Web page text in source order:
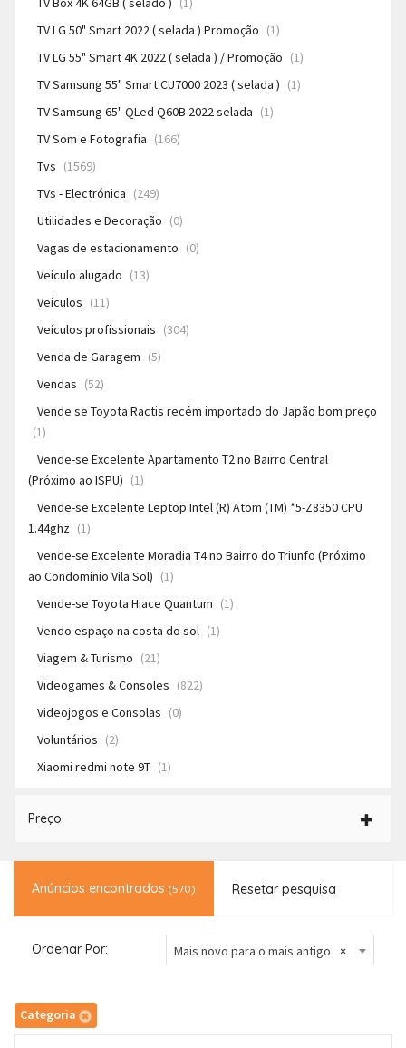
TV LG 50" Smart 2022 ( selada ) Promoção (1)
TV LG 55" Smart 4K 2022 ( selada ) / Promoção (1)
TV Samsung 55" Smart CU7000 2023 ( selada ) (1)
TV Samsung 65" QLed Q60B 2022 selada (1)
TV Som e Fotografia (166)
Tvs (1569)
TVs - Electrónica (249)
Utilidades e Decoração (0)
Vagas de estacionamento (0)
Veículo alugado (13)
Veículos (11)
Veículos profissionais (304)
Venda de Garagem (5)
Vendas (52)
Vende se Toyota Ractis recém importado do Japão bom preço
(1)
Vende-se Excelente Apartamento T2 no Bairro Central
(Próximo ao ISPU) (1)
Vende-se Excelente Leptop Intel (R) Atom (TM) *5-Z8350 CPU
1.44ghz (1)
Vende-se Excelente Moradia T4 no Bairro do Triunfo (Próximo
ao Condomínio Vila Sol) (1)
Vende-se Toyota Hiace Quantum (1)
Vendo espaço na costa do sol (1)
Viagem & Turismo (21)
Videogames & Consoles (822)
Videojogos e Consolas (0)
Voluntários (2)
Xiaomi redmi note 9T (1)
Preço
Anúncios encontrados (570) Resetar pesquisa
Ordenar Por: ×
Mais novo para o mais antigo
Categoria